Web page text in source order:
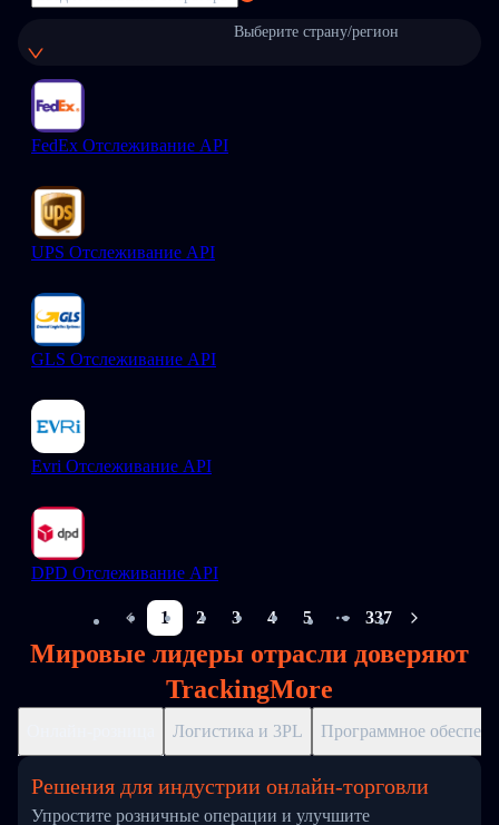
Выберите страну/регион
FedEx Отслеживание API
UPS Отслеживание API
GLS Отслеживание API
Evri Отслеживание API
DPD Отслеживание API
1 2 3 4 5
More pages
337
Мировые лидеры отрасли доверяют
TrackingMore
Логистика и 3PL Программное
Решения для индустрии онлайн-торговли
Упростите розничные операции и улучшите